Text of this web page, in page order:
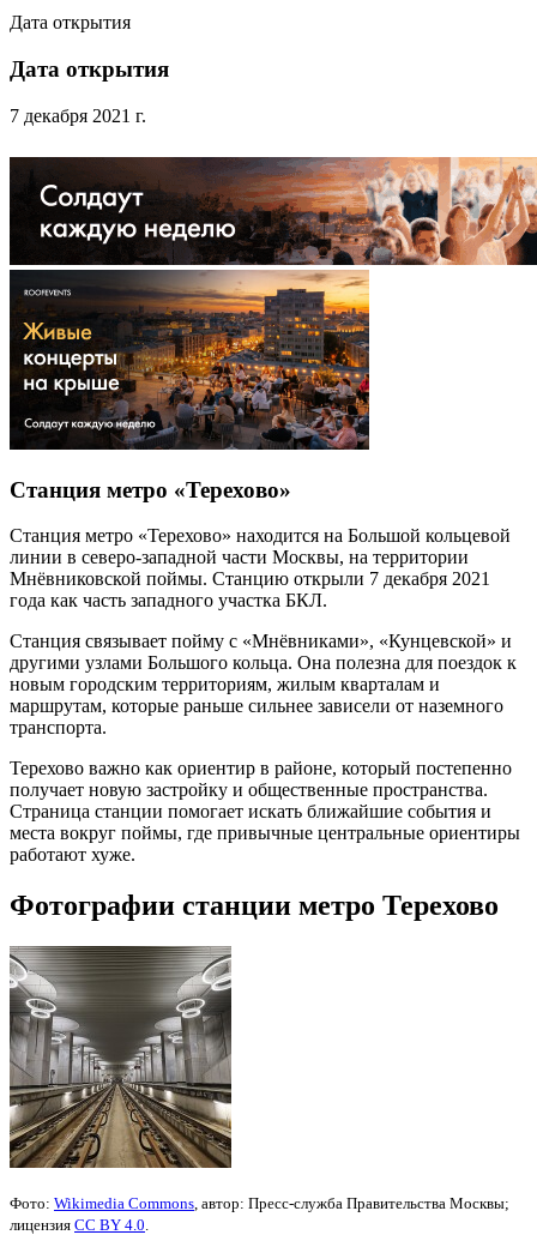
Дата открытия
Дата открытия
7 декабря 2021 г.
Станция метро «Терехово»
Станция метро «Терехово» находится на Большой кольцевой
линии в северо-западной части Москвы, на территории
Мнёвниковской поймы. Станцию открыли 7 декабря 2021
года как часть западного участка БКЛ.
Станция связывает пойму с «Мнёвниками», «Кунцевской» и
другими узлами Большого кольца. Она полезна для поездок к
новым городским территориям, жилым кварталам и
маршрутам, которые раньше сильнее зависели от наземного
транспорта.
Терехово важно как ориентир в районе, который постепенно
получает новую застройку и общественные пространства.
Страница станции помогает искать ближайшие события и
места вокруг поймы, где привычные центральные ориентиры
работают хуже.
Фотографии станции метро Терехово
Фото: Wikimedia Commons, автор: Пресс-служба Правительства Москвы;
лицензия CC BY 4.0.